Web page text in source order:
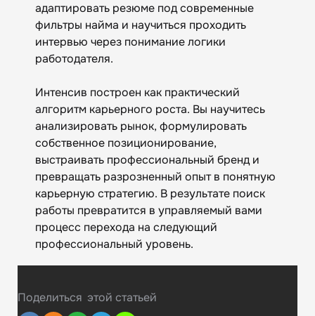
адаптировать резюме под современные
фильтры найма и научиться проходить
интервью через понимание логики
работодателя.
Интенсив построен как практический
алгоритм карьерного роста. Вы научитесь
анализировать рынок, формулировать
собственное позиционирование,
выстраивать профессиональный бренд и
превращать разрозненный опыт в понятную
карьерную стратегию. В результате поиск
работы превратится в управляемый вами
процесс перехода на следующий
профессиональный уровень.
Поделиться этой статьей